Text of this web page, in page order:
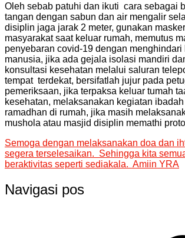
Oleh sebab patuhi dan ikuti cara sebagai
tangan dengan sabun dan air mengalir
disiplin jaga jarak 2 meter, gunakan
masyarakat saat keluar rumah, memutus
penyebaran covid-19 dengan menghindari
manusia, jika ada gejala isolasi mandiri
konsultasi kesehatan melalui saluran
tempat terdekat, bersifatlah jujur pada
pemeriksaan, jika terpaksa keluar tumah
kesehatan, melaksanakan kegiatan
ramadhan di rumah, jika masih
mushola atau masjid disiplin memathi
Semoga dengan melaksanakan doa dan
segera terselesaikan. Sehingga kita
beraktivitas seperti sediakala. Amiin YRA
Navigasi pos